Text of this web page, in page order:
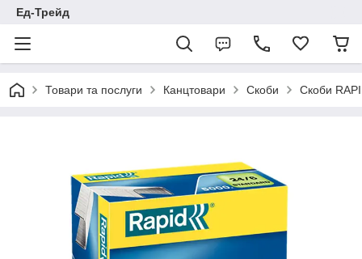
Ед-Трейд
Товари та послуги Канцтовари Скоби Скоби